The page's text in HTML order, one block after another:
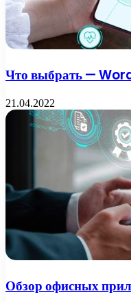
Что выбрать —
21.04.2022
Обзор офисных